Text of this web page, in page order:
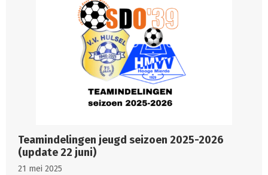
Teamindelingen jeugd seizoen 2025-2026
(update 22 juni)
21 mei 2025